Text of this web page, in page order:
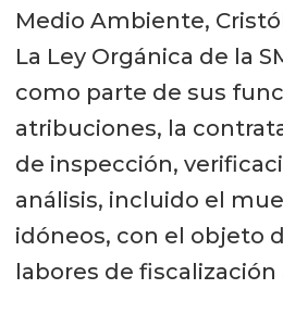
Medio Ambiente,
La Ley Orgánica de la
como parte de sus
atribuciones, la
de inspección,
análisis, incluido el
idóneos, con el objeto
labores de